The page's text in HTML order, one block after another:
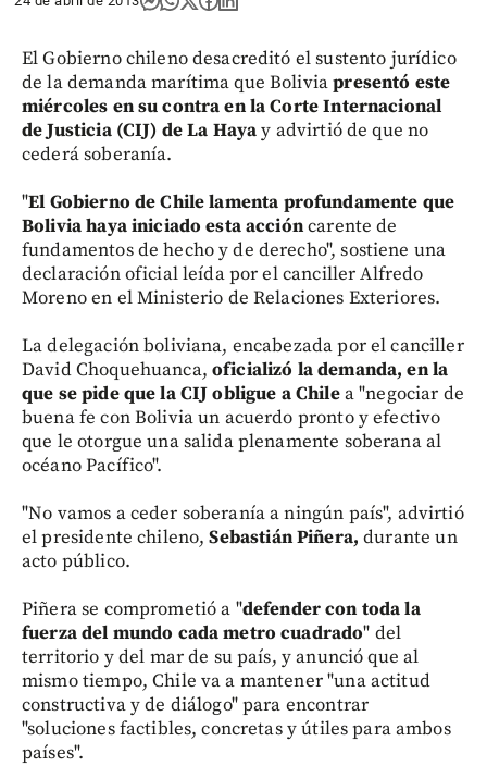
El Gobierno chileno desacreditó el sustento jurídico
de la demanda marítima que Boliviapresentó este
miércoles en su contra en la Corte Internacional
de Justicia (CIJ) de La Hayay advirtió de que no
cederá soberanía.
"El Gobierno de Chile lamenta profundamente que
Bolivia haya iniciado esta accióncarente de
fundamentos de hecho y de derecho", sostiene una
declaración oficial leída por el canciller Alfredo
Moreno en el Ministerio de Relaciones Exteriores.
La delegación boliviana, encabezada por el canciller
David Choquehuanca, oficializó la demanda, en la
que se pide que la CIJ obligue a Chilea "negociar de
buena fe con Bolivia un acuerdo pronto y efectivo
que le otorgue una salida plenamente soberana al
océano Pacífico".
"No vamos a ceder soberanía a ningún país", advirtió
el presidente chileno,Sebastián Piñera, durante un
acto público.
Piñera se comprometió a "defender con toda la
fuerza del mundo cada metro cuadrado" del
territorio y del mar de su país, y anunció que al
mismo tiempo, Chile va a mantener "una actitud
constructiva y de diálogo" para encontrar
"soluciones factibles, concretas y útiles para ambos
países".